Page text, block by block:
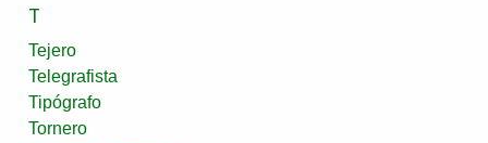
T
Tejero
Telegrafista
Tipógrafo
Tornero